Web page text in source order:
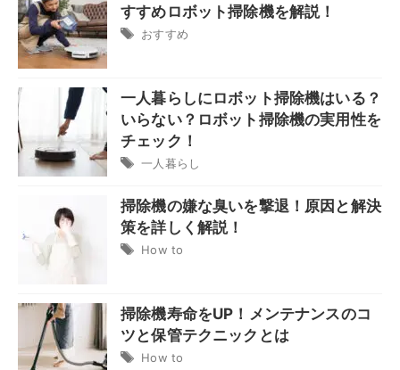
すすめロボット掃除機を解説！
おすすめ
一人暮らしにロボット掃除機はいる？
いらない？ロボット掃除機の実用性を
チェック！
一人暮らし
掃除機の嫌な臭いを撃退！原因と解決
策を詳しく解説！
How to
掃除機寿命をUP！メンテナンスのコ
ツと保管テクニックとは
How to